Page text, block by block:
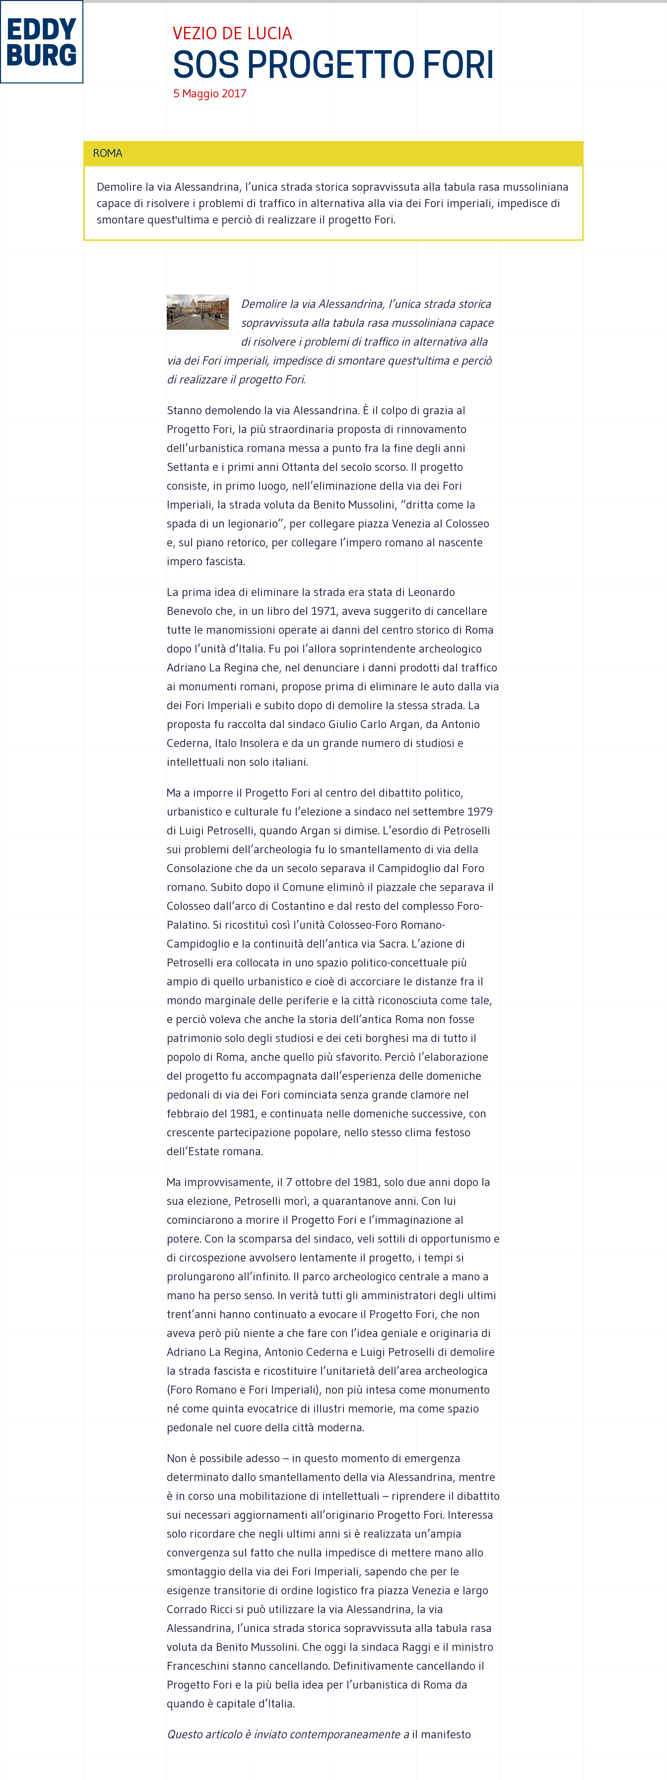
VEZIO DE LUCIA
SOS PROGETTO FORI
5 Maggio 2017
ROMA
Demolire la via Alessandrina, l’unica strada storica sopravvissuta alla tabula rasa mussoliniana
capace di risolvere i problemi di traffico in alternativa alla via dei Fori imperiali, impedisce di
smontare quest'ultima e perciò di realizzare il progetto Fori.
Demolire la via Alessandrina, l’unica strada storica
sopravvissuta alla tabula rasa mussoliniana capace
di risolvere i problemi di traffico in alternativa alla
via dei Fori imperiali, impedisce di smontare quest'ultima e perciò
di realizzare il progetto Fori.
Stanno demolendo la via Alessandrina. È il colpo di grazia al
Progetto Fori, la più straordinaria proposta di rinnovamento
dell’urbanistica romana messa a punto fra la fine degli anni
Settanta e i primi anni Ottanta del secolo scorso. Il progetto
consiste, in primo luogo, nell’eliminazione della via dei Fori
Imperiali, la strada voluta da Benito Mussolini, “dritta come la
spada di un legionario”, per collegare piazza Venezia al Colosseo
e, sul piano retorico, per collegare l’impero romano al nascente
impero fascista.
La prima idea di eliminare la strada era stata di Leonardo
Benevolo che, in un libro del 1971, aveva suggerito di cancellare
tutte le manomissioni operate ai danni del centro storico di Roma
dopo l’unità d’Italia. Fu poi l’allora soprintendente archeologico
Adriano La Regina che, nel denunciare i danni prodotti dal traffico
ai monumenti romani, propose prima di eliminare le auto dalla via
dei Fori Imperiali e subito dopo di demolire la stessa strada. La
proposta fu raccolta dal sindaco Giulio Carlo Argan, da Antonio
Cederna, Italo Insolera e da un grande numero di studiosi e
intellettuali non solo italiani.
Ma a imporre il Progetto Fori al centro del dibattito politico,
urbanistico e culturale fu l’elezione a sindaco nel settembre 1979
di Luigi Petroselli, quando Argan si dimise. L’esordio di Petroselli
sui problemi dell’archeologia fu lo smantellamento di via della
Consolazione che da un secolo separava il Campidoglio dal Foro
romano. Subito dopo il Comune eliminò il piazzale che separava il
Colosseo dall’arco di Costantino e dal resto del complesso Foro-
Palatino. Si ricostituì così l’unità Colosseo-Foro Romano-
Campidoglio e la continuità dell’antica via Sacra. L’azione di
Petroselli era collocata in uno spazio politico-concettuale più
ampio di quello urbanistico e cioè di accorciare le distanze fra il
mondo marginale delle periferie e la città riconosciuta come tale,
e perciò voleva che anche la storia dell’antica Roma non fosse
patrimonio solo degli studiosi e dei ceti borghesi ma di tutto il
popolo di Roma, anche quello più sfavorito. Perciò l’elaborazione
del progetto fu accompagnata dall’esperienza delle domeniche
pedonali di via dei Fori cominciata senza grande clamore nel
febbraio del 1981, e continuata nelle domeniche successive, con
crescente partecipazione popolare, nello stesso clima festoso
dell’Estate romana.
Ma improvvisamente, il 7 ottobre del 1981, solo due anni dopo la
sua elezione, Petroselli morì, a quarantanove anni. Con lui
cominciarono a morire il Progetto Fori e l’immaginazione al
potere. Con la scomparsa del sindaco, veli sottili di opportunismo e
di circospezione avvolsero lentamente il progetto, i tempi si
prolungarono all’infinito. Il parco archeologico centrale a mano a
mano ha perso senso. In verità tutti gli amministratori degli ultimi
trent’anni hanno continuato a evocare il Progetto Fori, che non
aveva però più niente a che fare con l’idea geniale e originaria di
Adriano La Regina, Antonio Cederna e Luigi Petroselli di demolire
la strada fascista e ricostituire l’unitarietà dell’area archeologica
(Foro Romano e Fori Imperiali), non più intesa come monumento
né come quinta evocatrice di illustri memorie, ma come spazio
pedonale nel cuore della città moderna.
Non è possibile adesso – in questo momento di emergenza
determinato dallo smantellamento della via Alessandrina, mentre
è in corso una mobilitazione di intellettuali – riprendere il dibattito
sui necessari aggiornamenti all’originario Progetto Fori. Interessa
solo ricordare che negli ultimi anni si è realizzata un’ampia
convergenza sul fatto che nulla impedisce di mettere mano allo
smontaggio della via dei Fori Imperiali, sapendo che per le
esigenze transitorie di ordine logistico fra piazza Venezia e largo
Corrado Ricci si può utilizzare la via Alessandrina, la via
Alessandrina, l’unica strada storica sopravvissuta alla tabula rasa
voluta da Benito Mussolini. Che oggi la sindaca Raggi e il ministro
Franceschini stanno cancellando. Definitivamente cancellando il
Progetto Fori e la più bella idea per l’urbanistica di Roma da
quando è capitale d’Italia.
Questo articolo è inviato contemporaneamente a il manifesto